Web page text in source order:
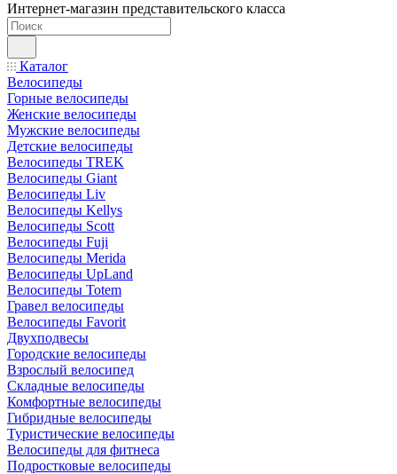
Интернет-магазин представительского класса
Каталог
Велосипеды
Горные велосипеды
Женские велосипеды
Мужские велосипеды
Детские велосипеды
Велосипеды TREK
Велосипеды Giant
Велосипеды Liv
Велосипеды Kellys
Велосипеды Scott
Велосипеды Fuji
Велосипеды Merida
Велосипеды UpLand
Велосипеды Totem
Гравел велосипеды
Велосипеды Favorit
Двухподвесы
Городские велосипеды
Взрослый велосипед
Складные велосипеды
Комфортные велосипеды
Гибридные велосипеды
Туристические велосипеды
Велосипеды для фитнеса
Подростковые велосипеды